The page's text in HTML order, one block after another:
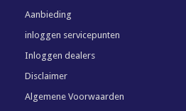
Aanbieding
inloggen servicepunten
Inloggen dealers
Disclaimer
Algemene Voorwaarden